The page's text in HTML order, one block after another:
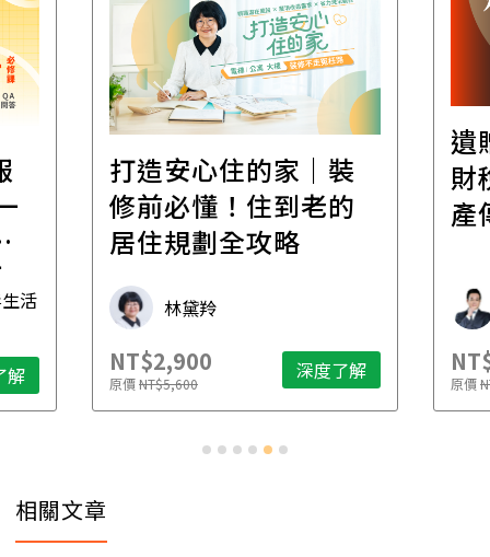
活
解
打造安心住的家｜裝
修前必懂！住到老的
居住規劃全攻略
林黛羚
NT$2,900
原價NT$5,600 深度了解
遺
財
產
原價
相關文章